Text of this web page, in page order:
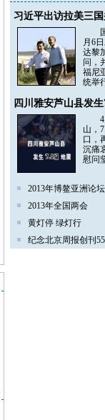
习近平出访拉美三
月6
达黎
问，
福尼
统举
四川雅安芦山县发
山，
口，
沉痛
慰问
2013年博鳌亚洲论坛
2013年全国两会
黄灯停 绿灯行
纪念北京周报创刊